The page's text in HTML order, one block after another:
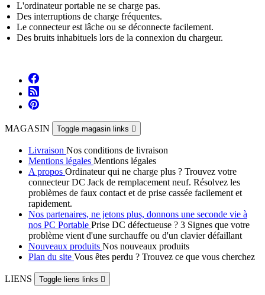
L'ordinateur portable ne se charge pas.
Des interruptions de charge fréquentes.
Le connecteur est lâche ou se déconnecte facilement.
Des bruits inhabituels lors de la connexion du chargeur.
MAGASIN Toggle magasin links 
Livraison Nos conditions de livraison
Mentions légales Mentions légales
A propos Ordinateur qui ne charge plus ? Trouvez votre
connecteur DC Jack de remplacement neuf. Résolvez les
problèmes de faux contact et de prise cassée facilement et
rapidement.
Nos partenaires, ne jetons plus, donnons une seconde vie à
nos PC Portable Prise DC défectueuse ? 3 Signes que votre
problème vient d'une surchauffe ou d'un clavier défaillant
Nouveaux produits Nos nouveaux produits
Plan du site Vous êtes perdu ? Trouvez ce que vous cherchez
LIENS Toggle liens links 